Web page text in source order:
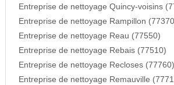
Entreprise de nettoyage Quincy-voisins
Entreprise de nettoyage Rampillon
Entreprise de nettoyage Reau (77550)
Entreprise de nettoyage Rebais (77510)
Entreprise de nettoyage Recloses (77760)
Entreprise de nettoyage Remauville